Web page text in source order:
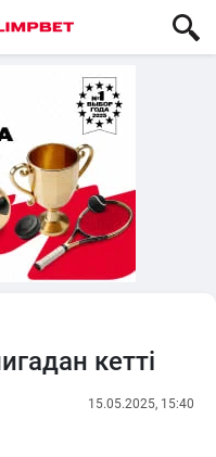
кетті
15.05.2025, 15:40